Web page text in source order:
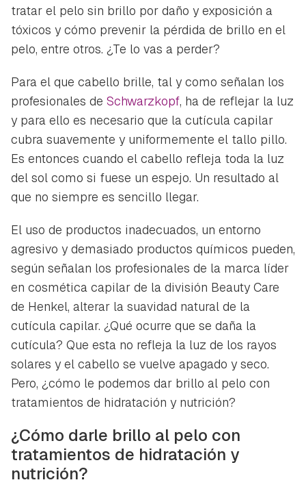
tratar el pelo sin brillo por daño y exposición a
tóxicos y cómo prevenir la pérdida de brillo en el
pelo, entre otros. ¿Te lo vas a perder?
Para el que cabello brille, tal y como señalan los
profesionales de Schwarzkopf, ha de reflejar la luz
y para ello es necesario que la cutícula capilar
cubra suavemente y uniformemente el tallo pillo.
Es entonces cuando el cabello refleja toda la luz
del sol como si fuese un espejo. Un resultado al
que no siempre es sencillo llegar.
El uso de productos inadecuados, un entorno
agresivo y demasiado productos químicos pueden,
según señalan los profesionales de la marca líder
en cosmética capilar de la división Beauty Care
de Henkel, alterar la suavidad natural de la
cutícula capilar. ¿Qué ocurre que se daña la
cutícula? Que esta no refleja la luz de los rayos
solares y el cabello se vuelve apagado y seco.
Pero, ¿cómo le podemos dar brillo al pelo con
tratamientos de hidratación y nutrición?
¿Cómo darle brillo al pelo con
tratamientos de hidratación y
nutrición?